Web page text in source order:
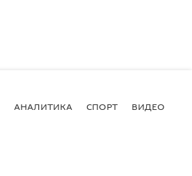
АНАЛИТИКА СПОРТ ВИДЕО